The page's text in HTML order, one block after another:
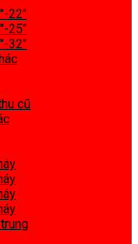
22″
25″
32″
cũ